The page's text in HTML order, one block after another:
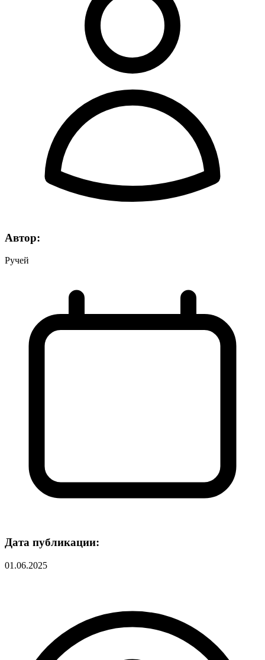
Автор:
Ручей
Дата публикации:
01.06.2025